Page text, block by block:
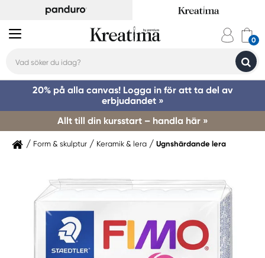
20% på alla canvas! Logga in för att ta del av
erbjudandet »
Allt till din kursstart – handla här »
Form & skulptur Keramik & lera Ugnshärdande lera